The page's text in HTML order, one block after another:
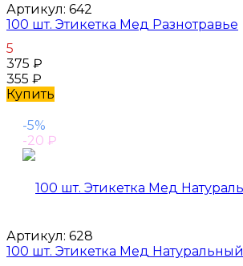
Артикул: 642
100 шт. Этикетка Мед Разнотравье
5
375 ₽
355 ₽
Купить
-5%
-20 ₽
Артикул: 628
100 шт. Этикетка Мед Натуральный